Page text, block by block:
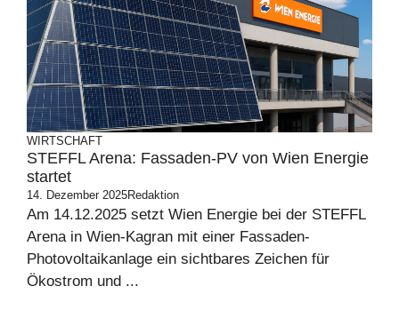
WIRTSCHAFT
STEFFL Arena: Fassaden-PV von Wien Energie
startet
14. Dezember 2025Redaktion
Am 14.12.2025 setzt Wien Energie bei der STEFFL
Arena in Wien-Kagran mit einer Fassaden-
Photovoltaikanlage ein sichtbares Zeichen für
Ökostrom und ...